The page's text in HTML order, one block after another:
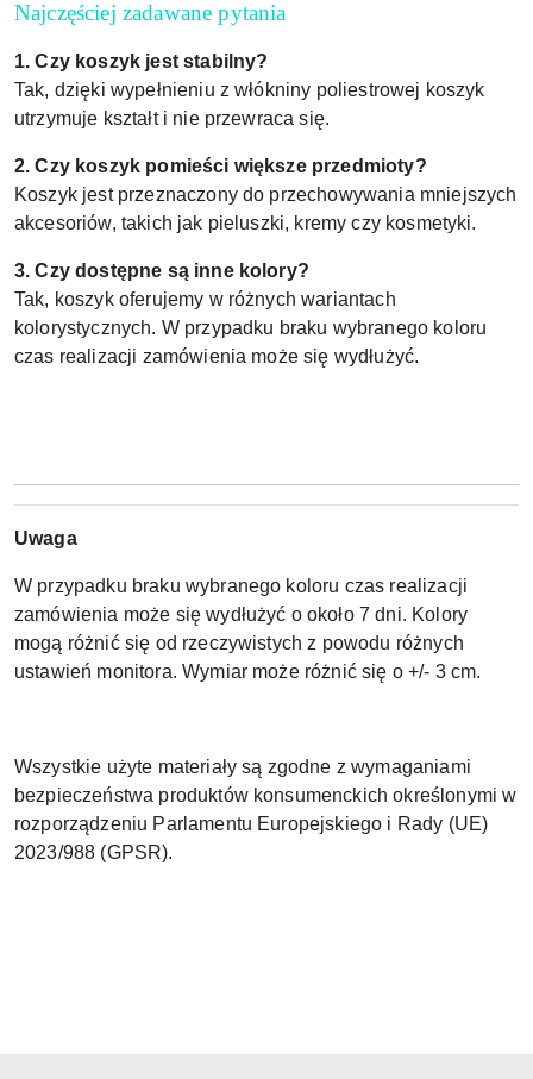
Najczęściej zadawane pytania
1. Czy koszyk jest stabilny?
Tak, dzięki wypełnieniu z włókniny poliestrowej koszyk
utrzymuje kształt i nie przewraca się.
2. Czy koszyk pomieści większe przedmioty?
Koszyk jest przeznaczony do przechowywania mniejszych
akcesoriów, takich jak pieluszki, kremy czy kosmetyki.
3. Czy dostępne są inne kolory?
Tak, koszyk oferujemy w różnych wariantach
kolorystycznych. W przypadku braku wybranego koloru
czas realizacji zamówienia może się wydłużyć.
Uwaga
W przypadku braku wybranego koloru czas realizacji
zamówienia może się wydłużyć o około 7 dni. Kolory
mogą różnić się od rzeczywistych z powodu różnych
ustawień monitora. Wymiar może różnić się o +/- 3 cm.
Wszystkie użyte materiały są zgodne z wymaganiami
bezpieczeństwa produktów konsumenckich określonymi w
rozporządzeniu Parlamentu Europejskiego i Rady (UE)
2023/988 (GPSR).